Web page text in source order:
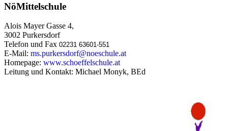
NöMittelschule
Alois Mayer Gasse 4,
3002 Purkersdorf
Telefon und Fax 02231 63601-551
E-Mail: ms.purkersdorf@noeschule.at
Homepage: www.schoeffelschule.at
Leitung und Kontakt: Michael Monyk, BEd